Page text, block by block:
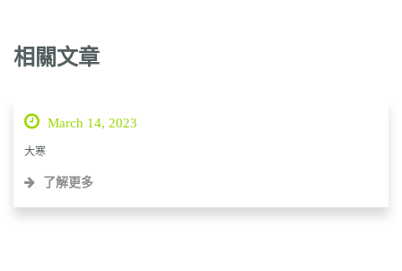
相關文章
March 14, 2023
大寒
了解更多